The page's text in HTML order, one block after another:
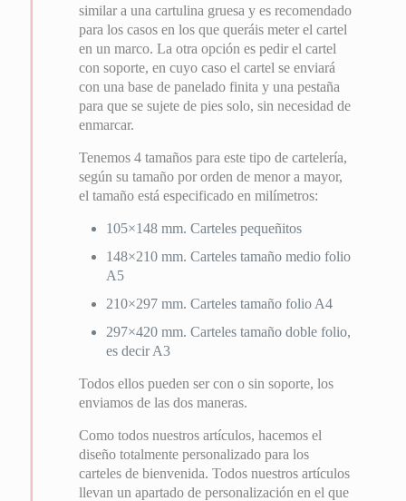
similar a una cartulina gruesa y es recomendado
para los casos en los que queráis meter el cartel
en un marco. La otra opción es pedir el cartel
con soporte, en cuyo caso el cartel se enviará
con una base de panelado finita y una pestaña
para que se sujete de pies solo, sin necesidad de
enmarcar.
Tenemos 4 tamaños para este tipo de cartelería,
según su tamaño por orden de menor a mayor,
el tamaño está especificado en milímetros:
105×148 mm. Carteles pequeñitos
148×210 mm. Carteles tamaño medio folio
A5
210×297 mm. Carteles tamaño folio A4
297×420 mm. Carteles tamaño doble folio,
es decir A3
Todos ellos pueden ser con o sin soporte, los
enviamos de las dos maneras.
Como todos nuestros artículos, hacemos el
diseño totalmente personalizado para los
carteles de bienvenida. Todos nuestros artículos
llevan un apartado de personalización en el que